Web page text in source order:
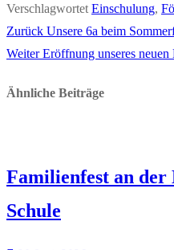
Verschlagwortet Einschulung,
Beitragsnavigation
Zurück Vorheriger
Beitrag:
Unsere 6a beim
Weiter Nächster
Eröffnung unseres
Ähnliche Beiträge
Familienfest an der
Schule